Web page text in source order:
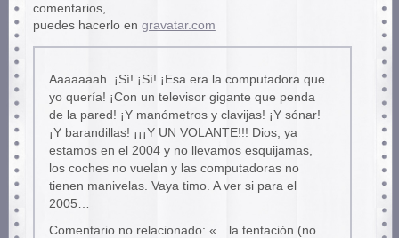
comentarios,
puedes hacerlo en gravatar.com
Aaaaaaah. ¡Sí! ¡Sí! ¡Esa era la computadora que
yo quería! ¡Con un televisor gigante que penda
de la pared! ¡Y manómetros y clavijas! ¡Y sónar!
¡Y barandillas! ¡¡¡Y UN VOLANTE!!! Dios, ya
estamos en el 2004 y no llevamos esquijamas,
los coches no vuelan y las computadoras no
tienen manivelas. Vaya timo. A ver si para el
2005…
Comentario no relacionado: «…la tentación (no